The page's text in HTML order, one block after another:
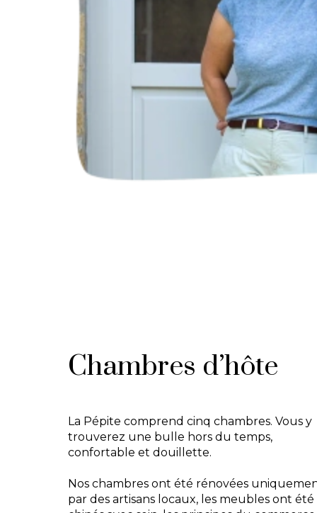
Chambres d’hôte
La Pépite comprend cinq chambres. Vous y
trouverez une bulle hors du temps,
confortable et douillette.
Nos chambres ont été rénovées
par des artisans locaux, les meubles ont été